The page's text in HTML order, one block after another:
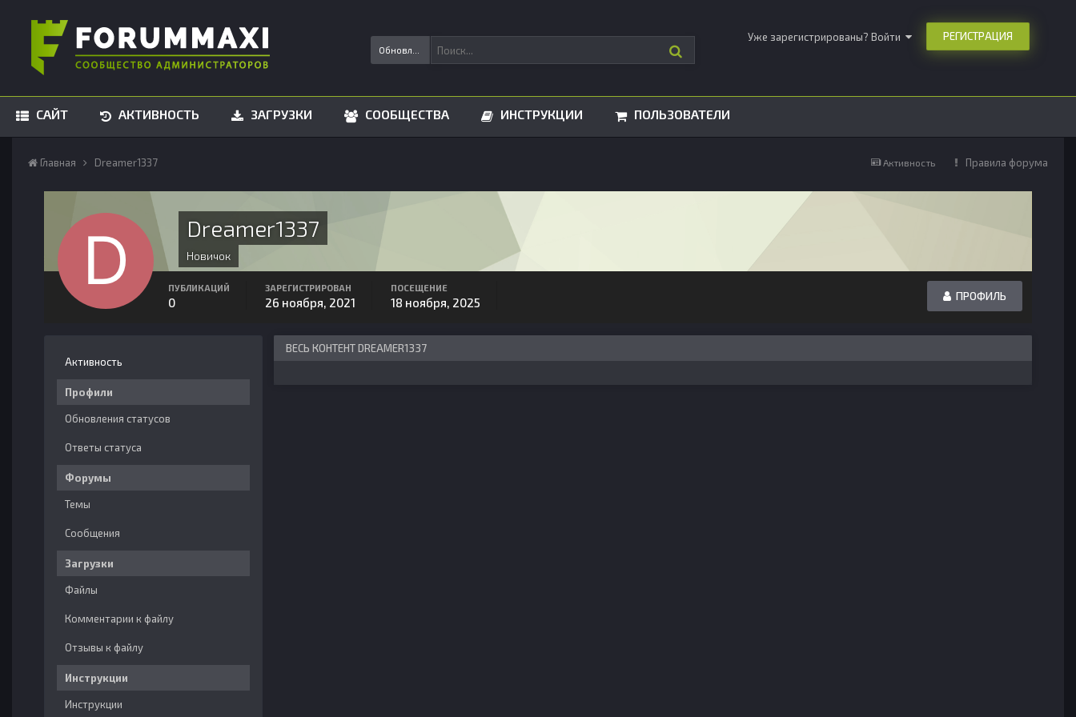
Уже зарегистрированы? Войти РЕГИСТРАЦИЯ
САЙТ АКТИВНОСТЬ ЗАГРУЗКИ СООБЩЕСТВА ИНСТРУКЦИИ ПОЛЬЗОВАТЕЛИ
Активность Правила форума
Главная Dreamer1337
Dreamer1337
Новичок
ПРОФИЛЬ
ПУБЛИКАЦИЙ
0
ЗАРЕГИСТРИРОВАН
26 ноября, 2021
ПОСЕЩЕНИЕ
18 ноября, 2025
Активность
Профили
Обновления статусов
Ответы статуса
Форумы
Темы
Сообщения
Загрузки
Файлы
Комментарии к файлу
Отзывы к файлу
Инструкции
Инструкции
ВЕСЬ КОНТЕНТ DREAMER1337